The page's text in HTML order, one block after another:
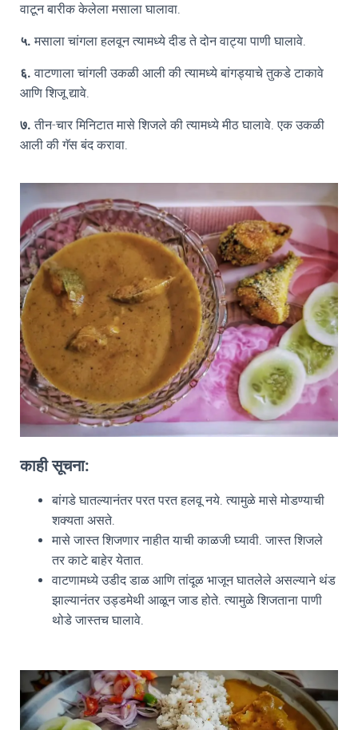
वाटून बारीक केलेला मसाला घालावा.
५. मसाला चांगला हलवून त्यामध्ये दीड ते दोन वाट्या पाणी घालावे.
६. वाटणाला चांगली उकळी आली की त्यामध्ये बांगड्याचे तुकडे टाकावे
आणि शिजू द्यावे.
७. तीन-चार मिनिटात मासे शिजले की त्यामध्ये मीठ घालावे. एक उकळी
आली की गॅस बंद करावा.
काही सूचना:
बांगडे घातल्यानंतर परत परत हलवू नये. त्यामुळे मासे मोडण्याची
शक्यता असते.
मासे जास्त शिजणार नाहीत याची काळजी घ्यावी. जास्त शिजले
तर काटे बाहेर येतात.
वाटणामध्ये उडीद डाळ आणि तांदूळ भाजून घातलेले असल्याने थंड
झाल्यानंतर उड्डमेथी आळून जाड होते. त्यामुळे शिजताना पाणी
थोडे जास्तच घालावे.